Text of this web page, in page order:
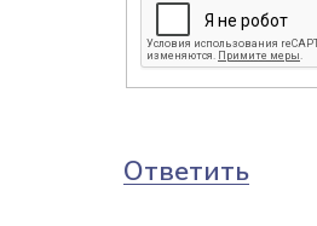
Ответить